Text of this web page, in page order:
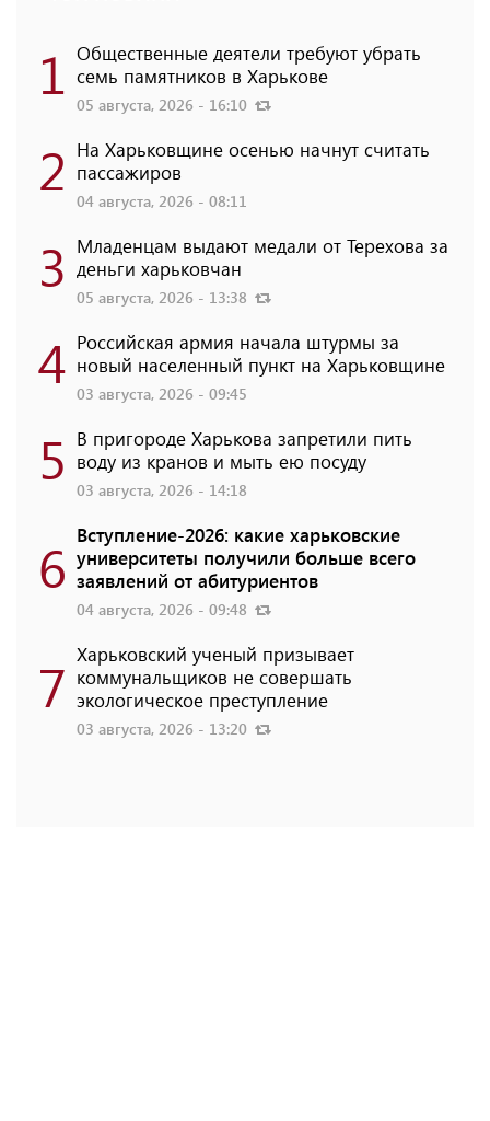
1 Общественные деятели требуют убрать
семь памятников в Харькове
05 августа, 2026 - 16:10
2 На Харьковщине осенью начнут считать
пассажиров
04 августа, 2026 - 08:11
3 Младенцам выдают медали от Терехова за
деньги харьковчан
05 августа, 2026 - 13:38
4 Российская армия начала штурмы за
новый населенный пункт на Харьковщине
03 августа, 2026 - 09:45
5 В пригороде Харькова запретили пить
воду из кранов и мыть ею посуду
03 августа, 2026 - 14:18
6 Вступление-2026: какие харьковские
университеты получили больше всего
заявлений от абитуриентов
04 августа, 2026 - 09:48
7 Харьковский ученый призывает
коммунальщиков не совершать
экологическое преступление
03 августа, 2026 - 13:20